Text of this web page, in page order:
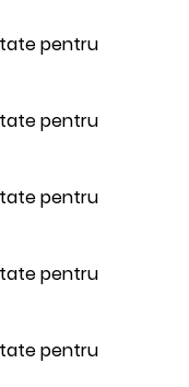
pentru
pentru
pentru
pentru
pentru